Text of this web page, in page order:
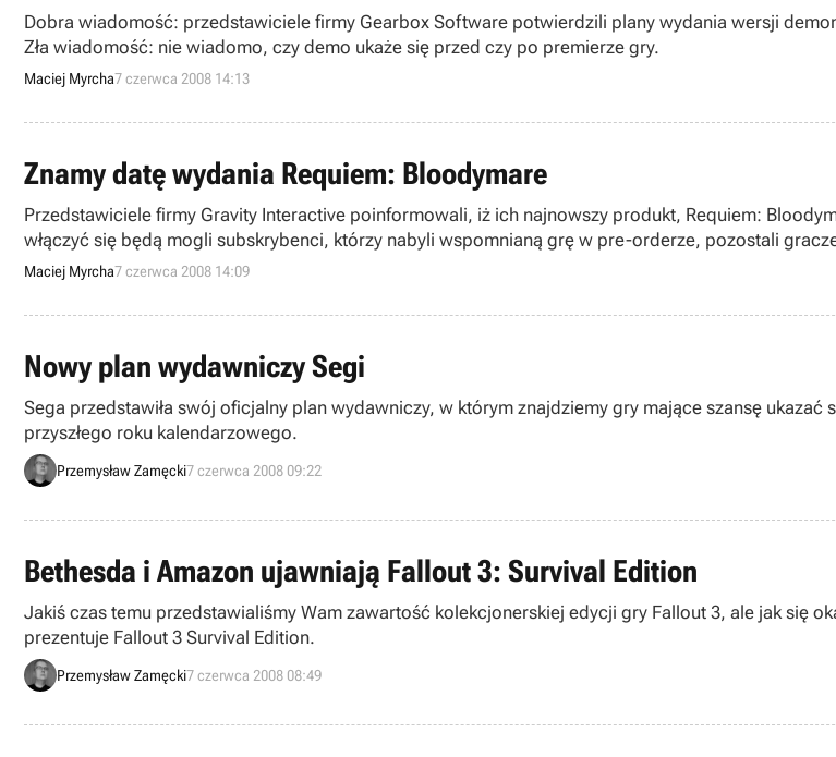
Dobra wiadomość: przedstawiciele firmy Gearbox Software potwierdzili plany wydania wersji
Zła wiadomość: nie wiadomo, czy demo ukaże się przed czy po premierze gry.
Maciej Myrcha7 czerwca 2008 14:13
Znamy datę wydania Requiem: Bloodymare
Przedstawiciele firmy Gravity Interactive poinformowali, iż ich najnowszy produkt, Requiem:
włączyć się będą mogli subskrybenci, którzy nabyli wspomnianą grę w pre-orderze, pozostali
później.
Maciej Myrcha7 czerwca 2008 14:09
Nowy plan wydawniczy Segi
Sega przedstawiła swój oficjalny plan wydawniczy, w którym znajdziemy gry mające szansę
przyszłego roku kalendarzowego.
Przemysław Zamęcki7 czerwca 2008 09:22
Bethesda i Amazon ujawniają Fallout 3: Survival Edition
Jakiś czas temu przedstawialiśmy Wam zawartość kolekcjonerskiej edycji gry Fallout 3, ale jak się
prezentuje Fallout 3 Survival Edition.
Przemysław Zamęcki7 czerwca 2008 08:49